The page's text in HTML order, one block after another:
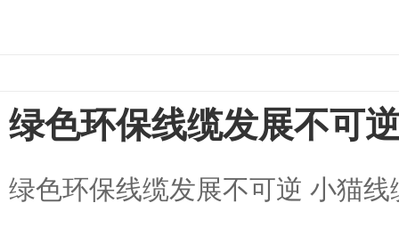
绿色环保线缆发展不可
绿色环保线缆发展不可逆 小猫